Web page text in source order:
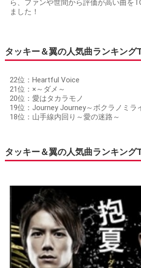
ら、ファンや世間から評価が高い曲を
ました！
タッキー＆翼の人気曲ランキング
22位：Heartful Voice
21位：×～ダメ～
20位：愛はタカラモノ
19位：Journey Journey～ボクラノミラ
18位：山手線内回り～愛の迷路～
タッキー＆翼の人気曲ランキング